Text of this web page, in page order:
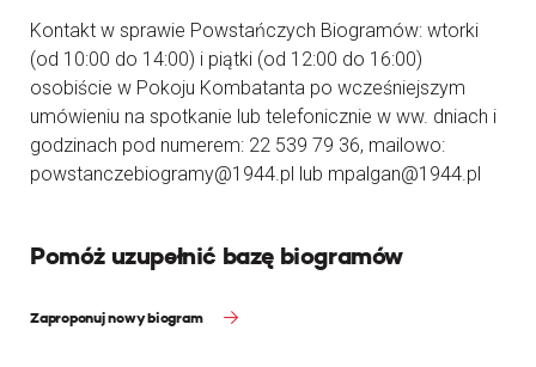
Kontakt w sprawie Powstańczych Biogramów: wtorki
(od 10:00 do 14:00) i piątki (od 12:00 do 16:00)
osobiście w Pokoju Kombatanta po wcześniejszym
umówieniu na spotkanie lub telefonicznie w ww. dniach i
godzinach pod numerem: 22 539 79 36, mailowo:
powstanczebiogramy@1944.pl lub mpalgan@1944.pl
Pomóż uzupełnić bazę biogramów
Zaproponuj nowy biogram